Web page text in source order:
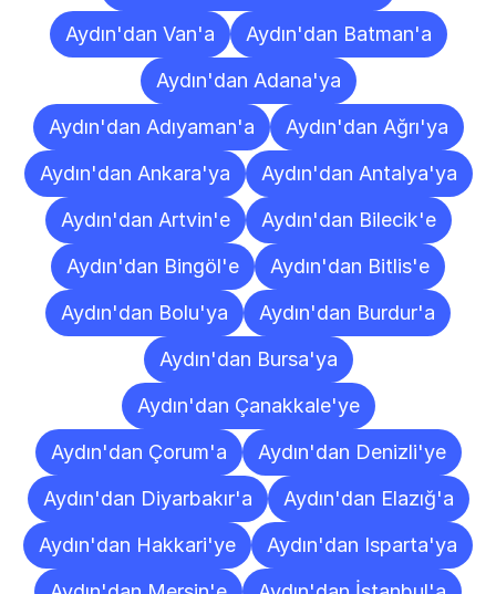
Aydın'dan Van'a
Aydın'dan Batman'a
Aydın'dan Adana'ya
Aydın'dan Adıyaman'a
Aydın'dan Ağrı'ya
Aydın'dan Ankara'ya
Aydın'dan Antalya'ya
Aydın'dan Artvin'e
Aydın'dan Bilecik'e
Aydın'dan Bingöl'e
Aydın'dan Bitlis'e
Aydın'dan Bolu'ya
Aydın'dan Burdur'a
Aydın'dan Bursa'ya
Aydın'dan Çanakkale'ye
Aydın'dan Çorum'a
Aydın'dan Denizli'ye
Aydın'dan Diyarbakır'a
Aydın'dan Elazığ'a
Aydın'dan Hakkari'ye
Aydın'dan Isparta'ya